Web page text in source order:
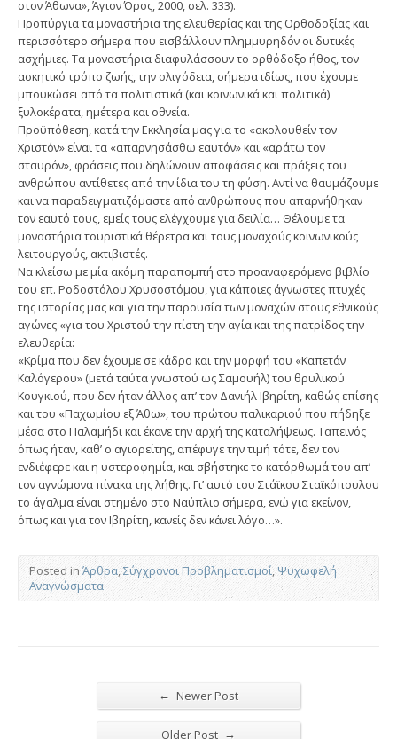
στον Άθωνα», Άγιον Όρος, 2000, σελ. 333).
Προπύργια τα μοναστήρια της ελευθερίας και της Ορθοδοξίας και
περισσότερο σήμερα που εισβάλλουν πλημμυρηδόν οι δυτικές
ασχήμιες. Τα μοναστήρια διαφυλάσσουν το ορθόδοξο ήθος, τον
ασκητικό τρόπο ζωής, την ολιγόδεια, σήμερα ιδίως, που έχουμε
μπουκώσει από τα πολιτιστικά (και κοινωνικά και πολιτικά)
ξυλοκέρατα, ημέτερα και οθνεία.
Προϋπόθεση, κατά την Εκκλησία μας για το «ακολουθείν τον
Χριστόν» είναι τα «απαρνησάσθω εαυτόν» και «αράτω τον
σταυρόν», φράσεις που δηλώνουν αποφάσεις και πράξεις του
ανθρώπου αντίθετες από την ίδια του τη φύση. Αντί να θαυμάζουμε
και να παραδειγματιζόμαστε από ανθρώπους που απαρνήθηκαν
τον εαυτό τους, εμείς τους ελέγχουμε για δειλία… Θέλουμε τα
μοναστήρια τουριστικά θέρετρα και τους μοναχούς κοινωνικούς
λειτουργούς, ακτιβιστές.
Να κλείσω με μία ακόμη παραπομπή στο προαναφερόμενο βιβλίο
του επ. Ροδοστόλου Χρυσοστόμου, για κάποιες άγνωστες πτυχές
της ιστορίας μας και για την παρουσία των μοναχών στους εθνικούς
αγώνες «για του Χριστού την πίστη την αγία και της πατρίδος την
ελευθερία:
«Κρίμα που δεν έχουμε σε κάδρο και την μορφή του «Καπετάν
Καλόγερου» (μετά ταύτα γνωστού ως Σαμουήλ) του θρυλικού
Κουγκιού, που δεν ήταν άλλος απ’ τον Δανιήλ Ιβηρίτη, καθώς επίσης
και του «Παχωμίου εξ Άθω», του πρώτου παλικαριού που πήδηξε
μέσα στο Παλαμήδι και έκανε την αρχή της καταλήψεως. Ταπεινός
όπως ήταν, καθ’ ο αγιορείτης, απέφυγε την τιμή τότε, δεν τον
ενδιέφερε και η υστεροφημία, και σβήστηκε το κατόρθωμά του απ’
τον αγνώμονα πίνακα της λήθης. Γι’ αυτό του Στάϊκου Σταϊκόπουλου
το άγαλμα είναι στημένο στο Ναύπλιο σήμερα, ενώ για εκείνον,
όπως και για τον Ιβηρίτη, κανείς δεν κάνει λόγο…».
Posted in Άρθρα,Σύγχρονοι Προβληματισμοί,Ψυχωφελή
Αναγνώσματα
← Newer Post
Older Post →